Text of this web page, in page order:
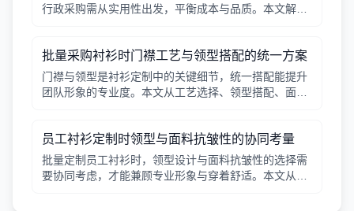
行政采购需从实用性出发，平衡成本与品质。本文解析
批量采购衬衫时门襟工艺与领型搭配的统一方案
门襟与领型是衬衫定制中的关键细节，统一搭配能提升
团队形象的专业度。本文从工艺选择、领型搭配、面料
员工衬衫定制时领型与面料抗皱性的协同考量
批量定制员工衬衫时，领型设计与面料抗皱性的选择需
要协同考虑，才能兼顾专业形象与穿着舒适。本文从领